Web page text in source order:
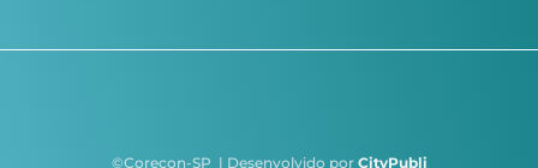
©Corecon-SP | Desenvolvido por CityPubli